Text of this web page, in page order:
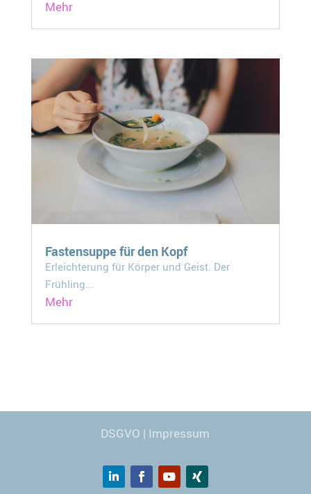
Mehr
Fastensuppe für den Kopf
Erleichterung für Körper und Geist. Der
Frühling...
Mehr
DSGVO | Impressum